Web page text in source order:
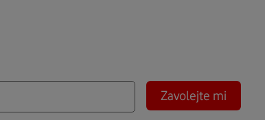
Zavolejte mi